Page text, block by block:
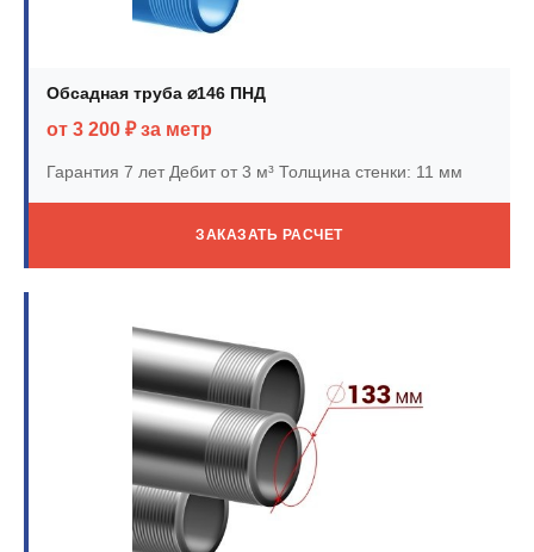
Обсадная труба ⌀146 ПНД
от 3 200 ₽ за метр
Гарантия 7 летДебит от 3 м³ Толщина стенки: 11 мм
ЗАКАЗАТЬ РАСЧЕТ